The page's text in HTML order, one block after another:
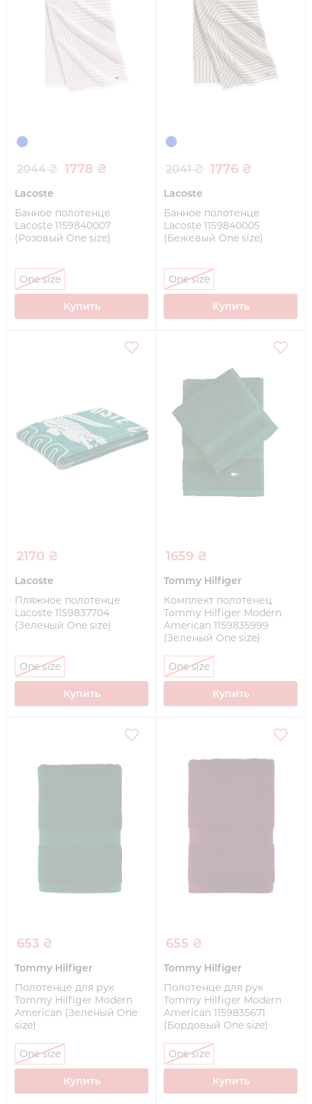
2044 ₴ 1778 ₴
Lacoste
Банное полотенце
Lacoste 1159840007
(Розовый One size)
One size
Купить
2041 ₴ 1776 ₴
Lacoste
Банное полотенце
Lacoste 1159840005
(Бежевый One size)
One size
Купить
2170 ₴
Lacoste
Пляжное полотенце
Lacoste 1159837704
(Зеленый One size)
One size
Купить
1659 ₴
Tommy Hilfiger
Комплект полотенец
Tommy Hilfiger Modern
American 1159835999
(Зеленый One size)
One size
Купить
653 ₴
Tommy Hilfiger
Полотенце для рук
Tommy Hilfiger Modern
American (Зеленый One
size)
One size
Купить
655 ₴
Tommy Hilfiger
Полотенце для рук
Tommy Hilfiger Modern
American 1159835671
(Бордовый One size)
One size
Купить